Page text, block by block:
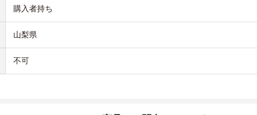
購入者持ち
山梨県
不可